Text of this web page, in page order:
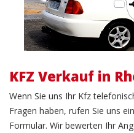
KFZ Verkauf in
Wenn Sie uns Ihr Kfz
Fragen haben, rufen Sie uns
Formular. Wir bewerten Ihr